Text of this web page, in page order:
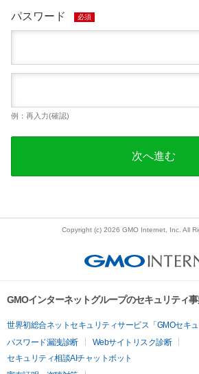
パスワード 必須
例：再入力(確認)
次へ進む
Copyright (c) 2026 GMO Internet, Inc. All
GMOインターネットグループのセキュリティ
世界初総合ネットセキュリティサービス「GMOセキュ
パスワード漏洩診断
Webサイトリスク診断
セキュリティ相談AIチャットボット